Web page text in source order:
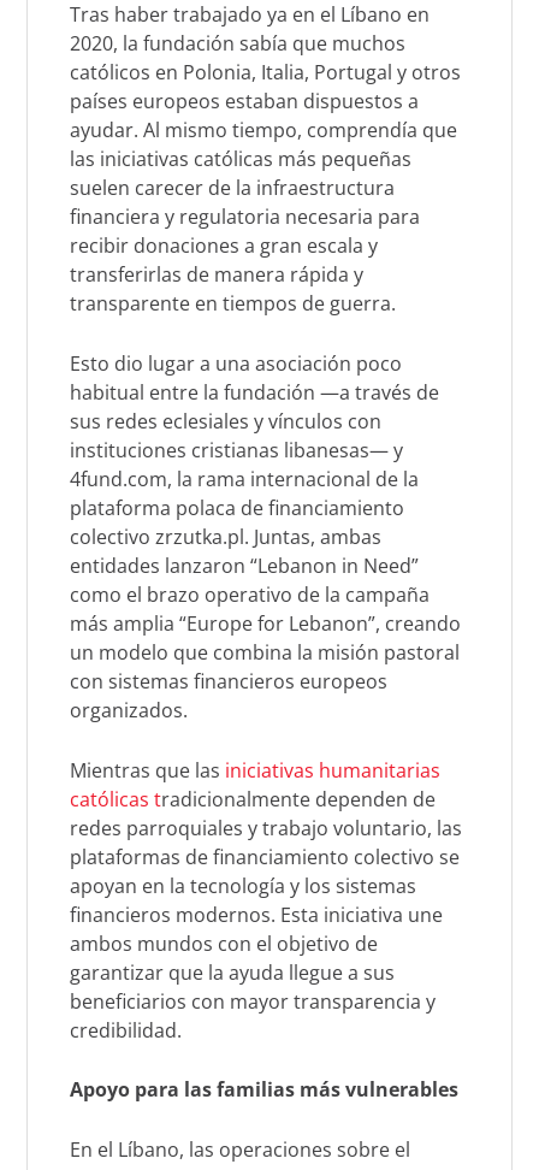
Tras haber trabajado ya en el Líbano en
2020, la fundación sabía que muchos
católicos en Polonia, Italia, Portugal y otros
países europeos estaban dispuestos a
ayudar. Al mismo tiempo, comprendía que
las iniciativas católicas más pequeñas
suelen carecer de la infraestructura
financiera y regulatoria necesaria para
recibir donaciones a gran escala y
transferirlas de manera rápida y
transparente en tiempos de guerra.
Esto dio lugar a una asociación poco
habitual entre la fundación —a través de
sus redes eclesiales y vínculos con
instituciones cristianas libanesas— y
4fund.com, la rama internacional de la
plataforma polaca de financiamiento
colectivo zrzutka.pl. Juntas, ambas
entidades lanzaron “Lebanon in Need”
como el brazo operativo de la campaña
más amplia “Europe for Lebanon”, creando
un modelo que combina la misión pastoral
con sistemas financieros europeos
organizados.
Mientras que las iniciativas humanitarias
católicas tradicionalmente dependen de
redes parroquiales y trabajo voluntario, las
plataformas de financiamiento colectivo se
apoyan en la tecnología y los sistemas
financieros modernos. Esta iniciativa une
ambos mundos con el objetivo de
garantizar que la ayuda llegue a sus
beneficiarios con mayor transparencia y
credibilidad.
Apoyo para las familias más vulnerables
En el Líbano, las operaciones sobre el